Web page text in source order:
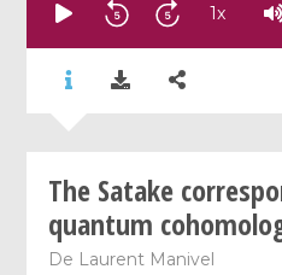
1x
The Satake
quantum
De Laurent Manivel